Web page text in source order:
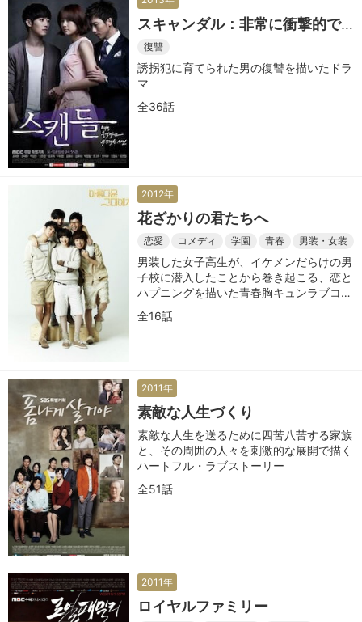
スキャンダル：非常に衝撃的で
不道徳な事件
復讐
誘拐犯に育てられた男の復讐を描いたドラ
マ
全36話
2012年
花ざかりの君たちへ
恋愛 コメディ 学園 青春 男装・女装
男装した女子高生が、イケメンだらけの男
子校に潜入したことから巻き起こる、恋と
ハプニングを描いた青春胸キュンラブコメ
ディ
全16話
2011年
素敵な人生づくり
素敵な人生を送るために四苦八苦する家族
と、その周囲の人々を刺激的な展開で描く
ハートフル・ラブストーリー
全51話
2011年
ロイヤルファミリー